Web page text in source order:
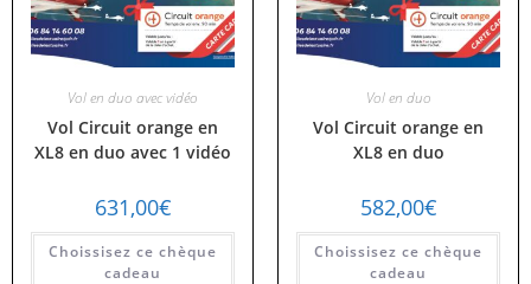
Vol en duo avec vidéo
Vol Circuit orange en
XL8 en duo avec 1 vidéo
631,00€
Choissisez ce chèque
cadeau
Vol en duo
Vol Circuit orange en
XL8 en duo
582,00€
Choissisez ce chèque
cadeau